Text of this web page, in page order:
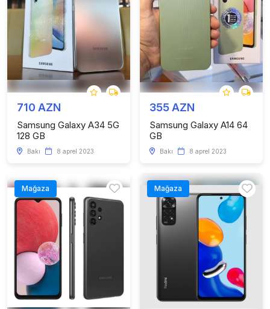
710 AZN
Samsung Galaxy A34 5G
128 GB
Bakı 8 aprel 2023
355 AZN
Samsung Galaxy A14 64
GB
Bakı 8 aprel 2023
Mağaza Mağaza